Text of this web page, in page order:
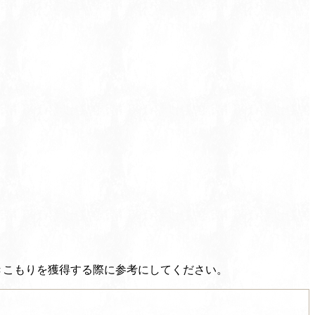
もりを獲得する際に参考にしてください。